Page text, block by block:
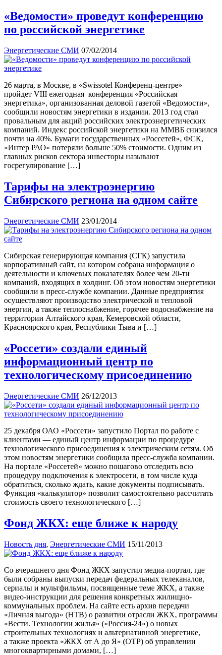
«Ведомости» проведут конференцию
по российской энергетике
Энергетические СМИ 07/02/2014
26 марта, в Москве, в «Swissotel Конференц-центре»
пройдет VIII ежегодная конференция «Российская
энергетика», организованная деловой газетой «Ведомости»,
сообщили новостям энергетики в издании. 2013 год стал
провальным для акций российских электроэнергетических
компаний. Индекс российской энергетики на ММВБ снизился
почти на 40%. Бумаги государственных «Россетей», ФСК,
«Интер РАО» потеряли больше 50% стоимости. Одним из
главных рисков сектора инвесторы называют
госрегулирование […]
Тарифы на электроэнергию
Сибирского региона на одном сайте
Энергетические СМИ 23/01/2014
Сибирская генерирующая компания (СГК) запустила
корпоративный сайт, на котором собрана информация о
деятельности и ключевых показателях более чем 20-ти
компаний, входящих в холдинг. Об этом новостям энергетики
сообщили в пресс-службе компании. Данные предприятия
осуществляют производство электрической и тепловой
энергии, а также теплоснабжение, горячее водоснабжение на
территории Алтайского края, Кемеровской области,
Красноярского края, Республики Тыва и […]
«Россети» создали единый
информационный центр по
технологическому присоединению
Энергетические СМИ 26/12/2013
25 декабря ОАО «Россети» запустило Портал по работе с
клиентами — единый центр информации по процедуре
технологического присоединения к электрическим сетям. Об
этом новостям энергетики сообщила пресс-служба компании.
На портале «Россетей» можно пошагово отследить всю
процедуру подключения к электросети, в том числе куда
обратиться, сколько ждать, какие документы подписывать.
Функция «калькулятор» позволит самостоятельно рассчитать
стоимость своего технологического […]
Фонд ЖКХ: еще ближе к народу
Новость дня, Энергетические СМИ 15/11/2013
Со вчерашнего дня Фонд ЖКХ запустил медиа-портал, где
были собраны выпуски передач федеральных телеканалов,
сериалы и мультфильмы, посвященные теме ЖКХ, а также
видео-инструкции для решения конкретных жилищно-
коммунальных проблем. На сайте есть архив передачи
«Личная выгода» (НТВ) о развитии отрасли ЖКХ, программы
«Вести. Технологии жилья» («Россия-24») о новых
строительных технологиях и альтернативной энергетике,
а также проекта «ЖКХ от А до Я» (ОТР) об управлении
многоквартирными домами, […]